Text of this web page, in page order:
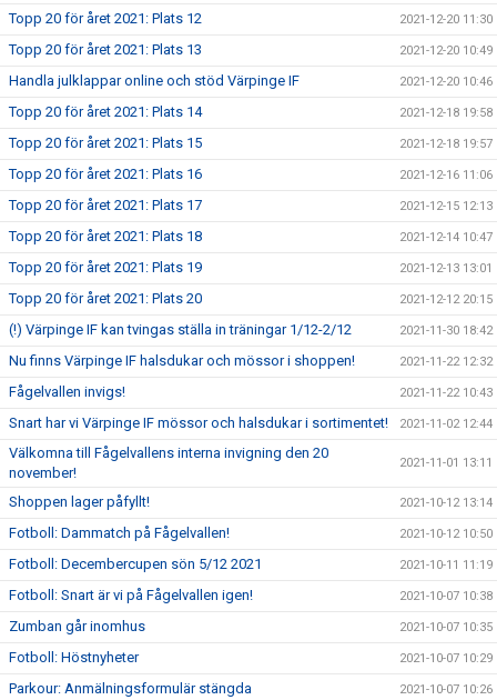
Topp 20 för året 2021: Plats 12 2021-12-20 11:30
Topp 20 för året 2021: Plats 13 2021-12-20 10:49
Handla julklappar online och stöd Värpinge IF 2021-12-20 10:46
Topp 20 för året 2021: Plats 14 2021-12-18 19:58
Topp 20 för året 2021: Plats 15 2021-12-18 19:57
Topp 20 för året 2021: Plats 16 2021-12-16 11:06
Topp 20 för året 2021: Plats 17 2021-12-15 12:13
Topp 20 för året 2021: Plats 18 2021-12-14 10:47
Topp 20 för året 2021: Plats 19 2021-12-13 13:01
Topp 20 för året 2021: Plats 20 2021-12-12 20:15
(!) Värpinge IF kan tvingas ställa in träningar 1/12-2/12 2021-11-30 18:42
Nu finns Värpinge IF halsdukar och mössor i shoppen! 2021-11-22 12:32
Fågelvallen invigs! 2021-11-22 10:43
Snart har vi Värpinge IF mössor och halsdukar i sortimentet! 2021-11-02 12:44
Välkomna till Fågelvallens interna invigning den 20
november!
2021-11-01 13:11
Shoppen lager påfyllt! 2021-10-12 13:14
Fotboll: Dammatch på Fågelvallen! 2021-10-12 10:50
Fotboll: Decembercupen sön 5/12 2021 2021-10-11 11:19
Fotboll: Snart är vi på Fågelvallen igen! 2021-10-07 10:38
Zumban går inomhus 2021-10-07 10:35
Fotboll: Höstnyheter 2021-10-07 10:29
Parkour: Anmälningsformulär stängda 2021-10-07 10:26